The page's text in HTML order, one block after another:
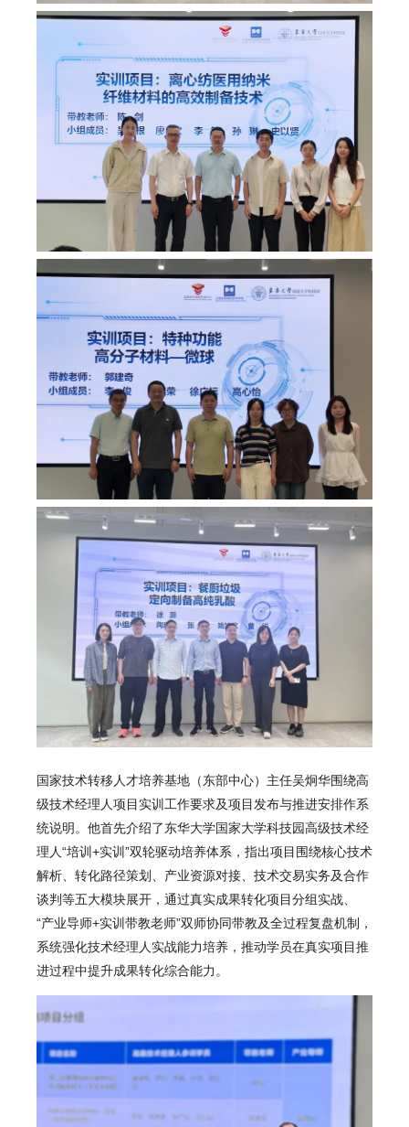
国家技术转移人才培养基地（东部中心）主任吴炯华围绕高
级技术经理人项目实训工作要求及项目发布与推进安排作系
统说明。他首先介绍了东华大学国家大学科技园高级技术经
理人“培训+实训”双轮驱动培养体系，指出项目围绕核心技术
解析、转化路径策划、产业资源对接、技术交易实务及合作
谈判等五大模块展开，通过真实成果转化项目分组实战、
“产业导师+实训带教老师”双师协同带教及全过程复盘机制，
系统强化技术经理人实战能力培养，推动学员在真实项目推
进过程中提升成果转化综合能力。